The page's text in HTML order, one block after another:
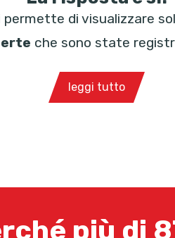
di visualizzare
che sono state
leggi tutto
più di